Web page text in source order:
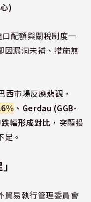
)
配額與關稅制度一
因漏洞未補、措施無
市場反應悲觀，
、Gerdau (GGB-
幅形成對比 ，突顯投
。
貿易執行管理委員會